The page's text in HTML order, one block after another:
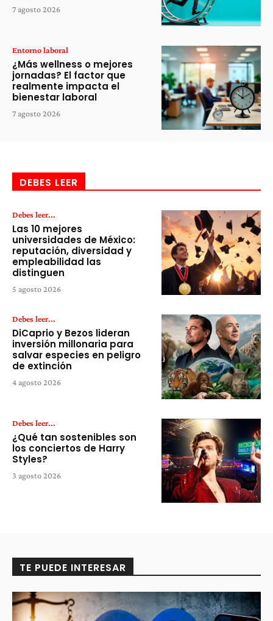
7 agosto 2026
Entorno laboral
¿Más wellness o mejores
jornadas? El factor que
realmente impacta el
bienestar laboral
7 agosto 2026
DEBES LEER
Debes leer...
Las 10 mejores
universidades de México:
reputación, diversidad y
empleabilidad las
distinguen
5 agosto 2026
Debes leer...
DiCaprio y Bezos lideran
inversión millonaria para
salvar especies en peligro
de extinción
4 agosto 2026
Debes leer...
¿Qué tan sostenibles son
los conciertos de Harry
Styles?
3 agosto 2026
TE PUEDE INTERESAR